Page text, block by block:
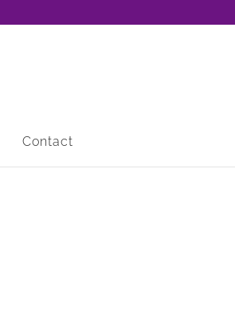
Contact